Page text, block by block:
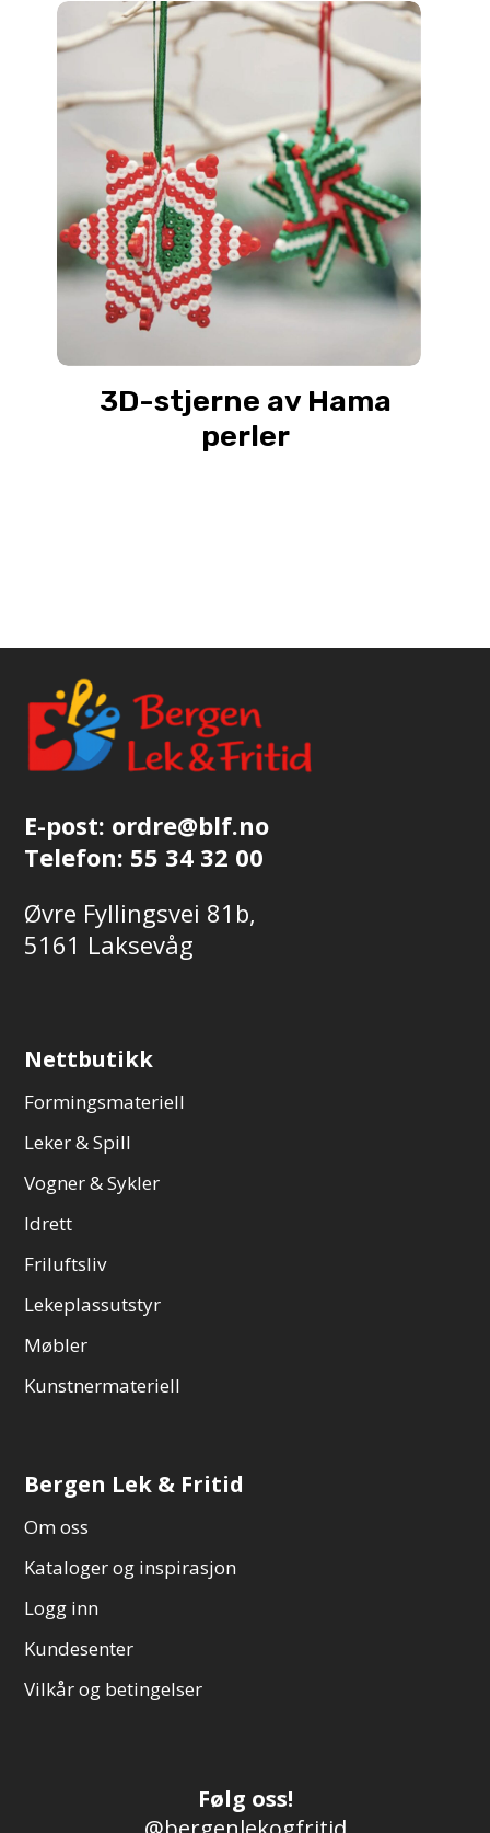
3D-stjerne av Hama
perler
E-post: ordre@blf.no
Telefon: 55 34 32 00
Øvre Fyllingsvei 81b,
5161 Laksevåg
Nettbutikk
Formingsmateriell
Leker & Spill
Vogner & Sykler
Idrett
Friluftsliv
Lekeplassutstyr
Møbler
Kunstnermateriell
Bergen Lek & Fritid
Om oss
Kataloger og inspirasjon
Logg inn
Kundesenter
Vilkår og betingelser
Følg oss!